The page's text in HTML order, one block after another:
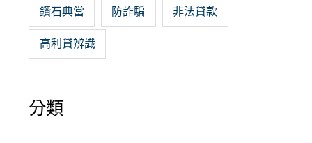
鑽石典當 防詐騙 非法貸款
高利貸辨識
分類